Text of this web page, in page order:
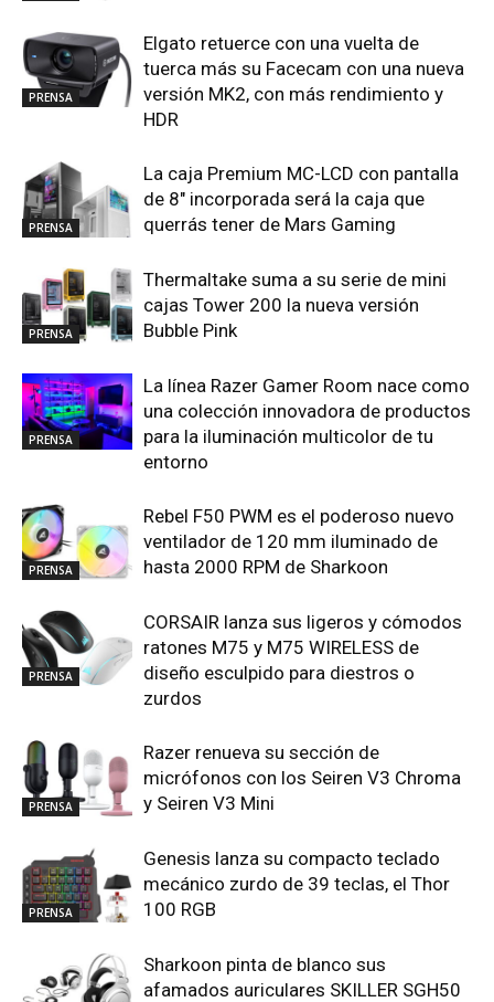
PRENSA
Elgato retuerce con una vuelta de
tuerca más su Facecam con una nueva
versión MK2, con más rendimiento y
HDR
PRENSA
La caja Premium MC-LCD con pantalla
de 8″ incorporada será la caja que
querrás tener de Mars Gaming
PRENSA
Thermaltake suma a su serie de mini
cajas Tower 200 la nueva versión
Bubble Pink
PRENSA
La línea Razer Gamer Room nace como
una colección innovadora de productos
para la iluminación multicolor de tu
entorno
PRENSA
Rebel F50 PWM es el poderoso nuevo
ventilador de 120 mm iluminado de
hasta 2000 RPM de Sharkoon
PRENSA
CORSAIR lanza sus ligeros y cómodos
ratones M75 y M75 WIRELESS de
diseño esculpido para diestros o
zurdos
PRENSA
Razer renueva su sección de
micrófonos con los Seiren V3 Chroma
y Seiren V3 Mini
PRENSA
Genesis lanza su compacto teclado
mecánico zurdo de 39 teclas, el Thor
100 RGB
Sharkoon pinta de blanco sus
afamados auriculares SKILLER SGH50